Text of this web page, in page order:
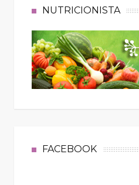
NUTRICIONISTA
FACEBOOK